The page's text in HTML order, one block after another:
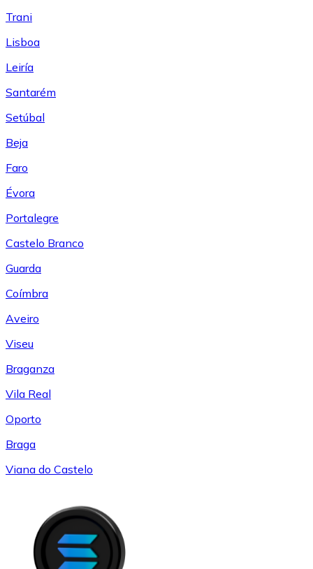
Trani
Lisboa
Leiría
Santarém
Setúbal
Beja
Faro
Évora
Portalegre
Castelo Branco
Guarda
Coímbra
Aveiro
Viseu
Braganza
Vila Real
Oporto
Braga
Viana do Castelo